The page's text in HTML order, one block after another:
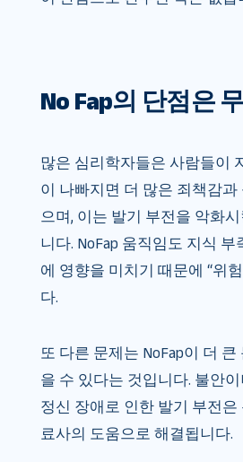
No Fap의 단점은
많은 심리학자들은 사람들이
이 나빠지면 더 많은 죄책감과
으며, 이는 발기 부전을 악화
니다. NoFap 움직임도 지식 부
에 영향을 미치기 때문에 “위
다.
또 다른 문제는 NoFap이 더
을 수 있다는 것입니다. 불안
정신 장애로 인한 발기 부전은
료사의 도움으로 해결됩니다.